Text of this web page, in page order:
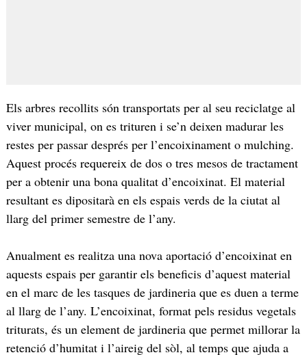
Els arbres recollits són transportats per al seu reciclatge al
viver municipal, on es trituren i se’n deixen madurar les
restes per passar després per l’encoixinament o mulching.
Aquest procés requereix de dos o tres mesos de tractament
per a obtenir una bona qualitat d’encoixinat. El material
resultant es dipositarà en els espais verds de la ciutat al
llarg del primer semestre de l’any.
Anualment es realitza una nova aportació d’encoixinat en
aquests espais per garantir els beneficis d’aquest material
en el marc de les tasques de jardineria que es duen a terme
al llarg de l’any. L’encoixinat, format pels residus vegetals
triturats, és un element de jardineria que permet millorar la
retenció d’humitat i l’aireig del sòl, al temps que ajuda a